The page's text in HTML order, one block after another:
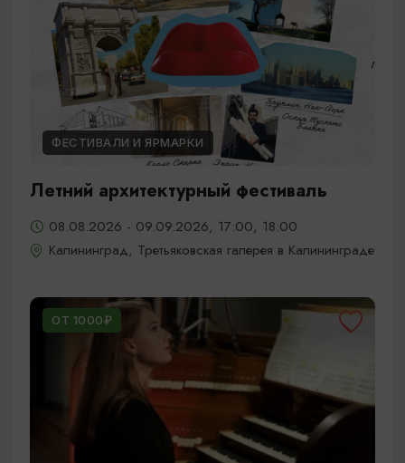
ФЕСТИВАЛИ И ЯРМАРКИ
Летний архитектурный фестиваль
08.08.2026 - 09.09.2026, 17:00, 18:00
Калининград, Третьяковская галерея в Калининграде
ОТ 1000₽